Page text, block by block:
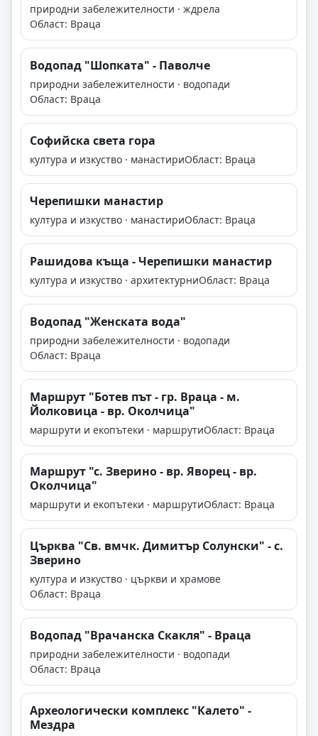
природни забележителности · ждрела
Област: Враца
Водопад "Шопката" - Паволче
природни забележителности · водопади
Област: Враца
Софийска света гора
култура и изкуство · манастириОбласт: Враца
Черепишки манастир
култура и изкуство · манастириОбласт: Враца
Рашидова къща - Черепишки манастир
култура и изкуство · архитектурниОбласт: Враца
Водопад "Женската вода"
природни забележителности · водопади
Област: Враца
Маршрут "Ботев път - гр. Враца - м.
Йолковица - вр. Околчица"
маршрути и екопътеки · маршрутиОбласт: Враца
Маршрут "с. Зверино - вр. Яворец - вр.
Околчица"
маршрути и екопътеки · маршрутиОбласт: Враца
Църква "Св. вмчк. Димитър Солунски" - с.
Зверино
култура и изкуство · църкви и храмове
Област: Враца
Водопад "Врачанска Скакля" - Враца
природни забележителности · водопади
Област: Враца
Археологически комплекс "Калето" -
Мездра